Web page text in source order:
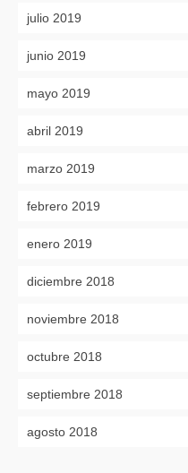
julio 2019
junio 2019
mayo 2019
abril 2019
marzo 2019
febrero 2019
enero 2019
diciembre 2018
noviembre 2018
octubre 2018
septiembre 2018
agosto 2018